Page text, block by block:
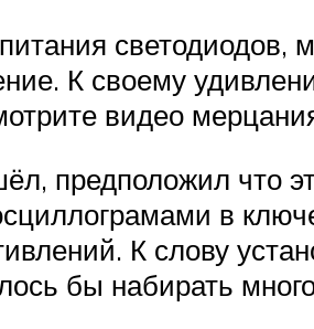
светодиодов,
К своему
видео
предположил что
в
К слову
бы набирать